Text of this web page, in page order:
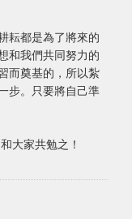
都是為了將來的
和我們共同努力的
而奠基的，所以紮
步。只要將自己準
家共勉之！